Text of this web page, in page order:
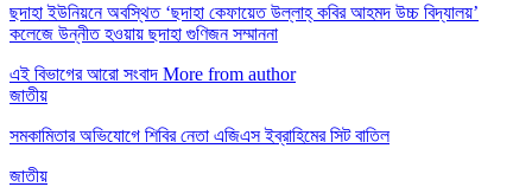
ছদাহা ইউনিয়নে অবস্থিত ‘ছদাহা কেফায়েত উল্লাহ্ কবির আহমদ উচ্চ বিদ্যালয়’
কলেজে উন্নীত হওয়ায় ছদাহা গুণিজন সম্মাননা
এই বিভাগের আরো সংবাদ More from author
জাতীয়
সমকামিতার অভিযোগে শিবির নেতা এজিএস ইব্রাহিমের সিট বাতিল
জাতীয়